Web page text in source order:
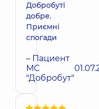
Добробуті
добре.
Приємні
спогади
– Пациент
МС
"Добробут"